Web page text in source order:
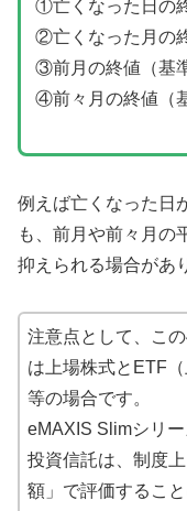
①亡くなった日の
②亡くなった月の
③前月の終値（基
④前々月の終値（
例えば亡くなった日
も、前月や前々月の
抑えられる場合があ
注意点として、こ
は上場株式とETF
等の場合です。
eMAXIS Slimシリ
投資信託は、制度
額」で評価するこ